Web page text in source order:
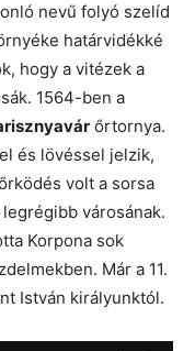
nevű folyó szelíd
határvidékké
hogy a vitézek a
1564-ben a
őrtornya.
és lövéssel jelzik,
volt a sorsa
városának.
Korpona sok
Már a 11.
István királyunktól.